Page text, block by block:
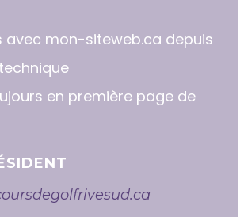
avec mon-siteweb.ca depuis
en première page de